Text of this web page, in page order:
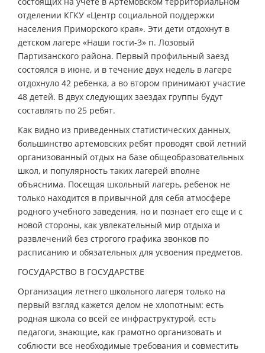
отделении КГКУ «Центр социальной поддержки
населения Приморского края». Эти дети отдохнут в
детском лагере «Наши гости-3» п. Лозовый
Партизанского района. Первый профильный заезд
состоялся в июне, и в течение двух недель в лагере
отдохнуло 42 ребенка, а во втором принимают участие
48 детей. В двух следующих заездах группы будут
составлять по 25 ребят.
Как видно из приведенных статистических данных,
большинство артемовских ребят проводят свой летний
организованный отдых на базе общеобразовательных
школ, и популярность таких лагерей вполне
объяснима. Посещая школьный лагерь, ребенок не
только находится в привычной для себя атмосфере
родного учебного заведения, но и познает его еще и с
новой стороны, как увлекательный мир отдыха и
развлечений без строгого графика звонков по
расписанию и обязательных для усвоения предметов.
ГОСУДАРСТВО В ГОСУДАРСТВЕ
Организация летнего школьного лагеря только на
первый взгляд кажется делом не хлопотным: есть
родная школа со всей ее инфраструктурой, есть
педагоги, знающие, как грамотно организовать и
соблюсти все необходимые требования и совместить